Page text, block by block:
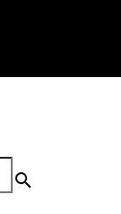
search